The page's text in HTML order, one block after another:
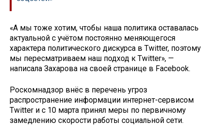
«А мы тоже хотим, чтобы наша политика оставалась
актуальной с учётом постоянно меняющегося
характера политического дискурса в Twitter, поэтому
мы пересматриваем наш подход к Twitter», —
написала Захарова на своей странице в Facebook.
Роскомнадзор внёс в перечень угроз
распространение информации интернет-сервисом
Twitter и с 10 марта принял меры по первичному
замедлению скорости работы социальной сети.